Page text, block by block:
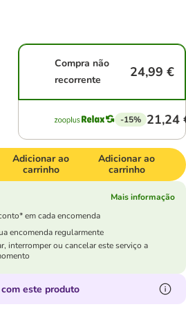
Compra não
recorrente
24,99 €
-15% 21,24
Adicionar ao
carrinho
Adicionar ao
carrinho
Mais informação
em cada encomenda
encomenda regularmente
interromper ou cancelar este serviço a
este produto